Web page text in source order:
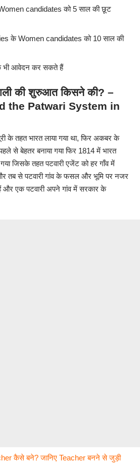
candidates को 5 साल की छूट
के Women candidates को 10 साल की
भी आवेदन कर सकते हैं
की शुरुआत किसने की? –
the Patwari System in
के तहत भारत लाया गया था, फिर अकबर के
से बेहतर बनाया गया फिर 1814 में भारत
गया जिसके तहत पटवारी एजेंट को हर गाँव में
और तब से पटवारी गांव के फसल और भूमि पर नजर
और एक पटवारी अपने गांव में सरकार के
कैसे बने? जानिए Teacher बनने से जुड़ी